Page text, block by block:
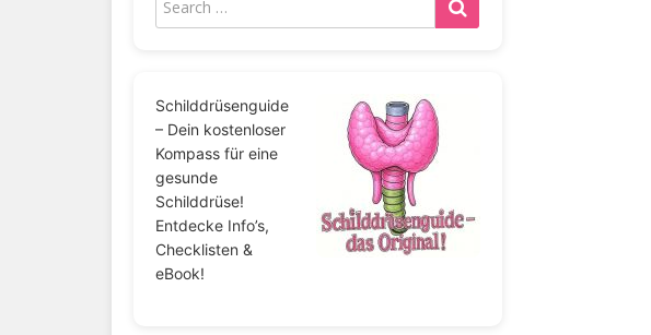
Schilddrüsenguide
– Dein kostenloser
Kompass für eine
gesunde
Schilddrüse!
Entdecke Info’s,
Checklisten &
eBook!